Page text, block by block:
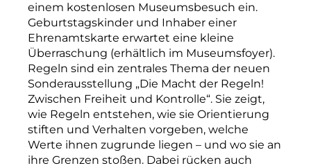
einem kostenlosen Museumsbesuch ein.
Geburtstagskinder und Inhaber einer
Ehrenamtskarte erwartet eine kleine
Überraschung (erhältlich im Museumsfoyer).
Regeln sind ein zentrales Thema der neuen
Sonderausstellung „Die Macht der Regeln!
Zwischen Freiheit und Kontrolle“. Sie zeigt,
wie Regeln entstehen, wie sie Orientierung
stiften und Verhalten vorgeben, welche
Werte ihnen zugrunde liegen – und wo sie an
ihre Grenzen stoßen. Dabei rücken auch